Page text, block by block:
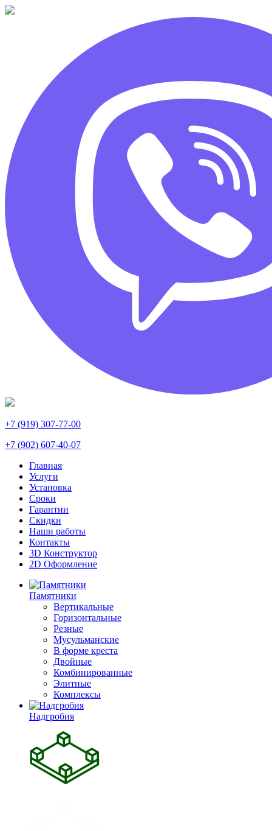
+7 (919) 307-77-00
+7 (902) 607-40-07
Главная
Услуги
Установка
Сроки
Гарантии
Скидки
Наши работы
Контакты
3D Конструктор
2D Оформление
Памятники
Вертикальные
Горизонтальные
Резные
Мусульманские
В форме креста
Двойные
Комбинированные
Элитные
Комплексы
Надгробия